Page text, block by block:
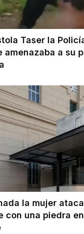
Taser la
amenazaba a su
la mujer
con una piedra